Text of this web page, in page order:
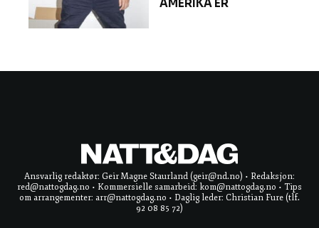
AMERIKA ER
Ansvarlig redaktør: Geir Magne Staurland (geir@nd.no) • Redaksjon:
red@nattogdag.no • Kommersielle samarbeid: kom@nattogdag.no • Tips
om arrangementer: arr@nattogdag.no • Daglig leder: Christian Fure (tlf.
92 08 85 72)